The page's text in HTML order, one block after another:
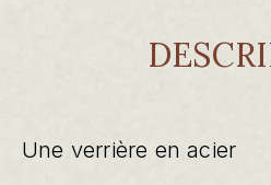
Une verrière en acier